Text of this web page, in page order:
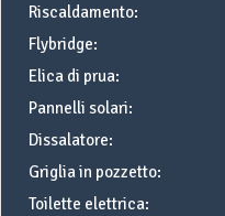
Riscaldamento:
Flybridge:
Elica di prua:
Pannelli solari:
Dissalatore:
Griglia in pozzetto:
Toilette elettrica: